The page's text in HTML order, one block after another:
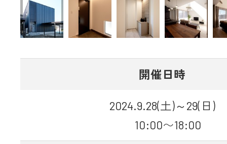
開催日時
2024.9.28(土)～29(日)
10:00〜18:00